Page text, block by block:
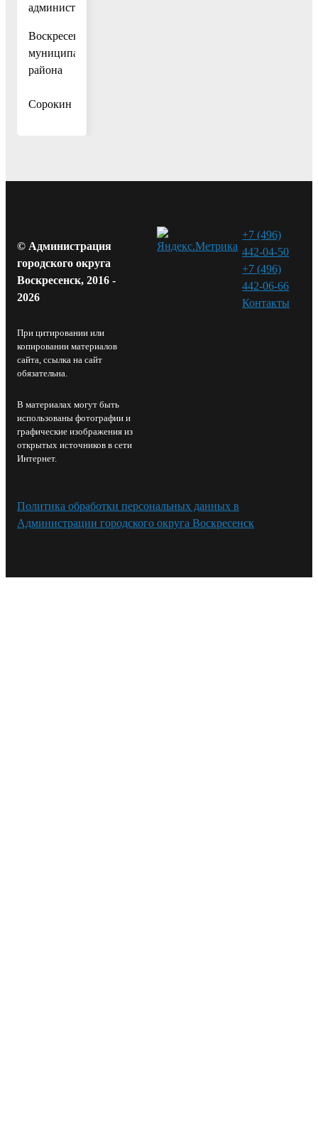
администрации
Воскресенского
муниципального
района
Сорокин
© Администрация
городского округа
Воскресенск, 2016 -
2026
При цитировании или
копировании материалов
сайта, ссылка на сайт
обязательна.
В материалах могут быть
использованы фотографии и
графические изображения из
открытых источников в сети
Интернет.
+7 (496)
442-04-50
+7 (496)
442-06-66
Контакты⁠
Политика обработки персональных данных в
Администрации городского округа Воскресенск